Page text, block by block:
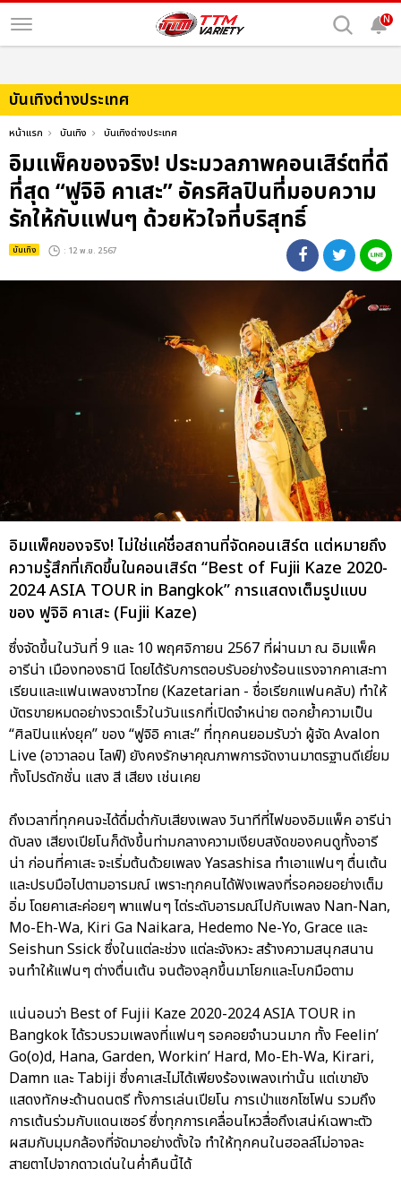
N
บันเทิงต่างประเทศ
หน้าแรก บันเทิง บันเทิงต่างประเทศ
อิมแพ็คของจริง! ประมวลภาพคอนเสิร์ตที่ดี
ที่สุด “ฟูจิอิ คาเสะ” อัครศิลปินที่มอบความ
รักให้กับแฟนๆ ด้วยหัวใจที่บริสุทธิ์
บันเทิง : 12 พ.ย. 2567
อิมแพ็คของจริง! ไม่ใช่แค่ชื่อสถานที่จัดคอนเสิร์ต แต่หมายถึง
ความรู้สึกที่เกิดขึ้นในคอนเสิร์ต “Best of Fujii Kaze 2020-
2024 ASIA TOUR in Bangkok” การแสดงเต็มรูปแบบ
ของ ฟูจิอิ คาเสะ (Fujii Kaze)
ซึ่งจัดขึ้นในวันที่ 9 และ 10 พฤศจิกายน 2567 ที่ผ่านมา ณ อิมแพ็ค
อารีน่า เมืองทองธานี โดยได้รับการตอบรับอย่างร้อนแรงจากคาเสะทา
เรียนและแฟนเพลงชาวไทย (Kazetarian - ชื่อเรียกแฟนคลับ) ทำให้
บัตรขายหมดอย่างรวดเร็วในวันแรกที่เปิดจำหน่าย ตอกย้ำความเป็น
“ศิลปินแห่งยุค” ของ “ฟูจิอิ คาเสะ” ที่ทุกคนยอมรับว่า ผู้จัด Avalon
Live (อาวาลอน ไลฟ์) ยังคงรักษาคุณภาพการจัดงานมาตรฐานดีเยี่ยม
ทั้งโปรดักชั่น แสง สี เสียง เช่นเคย
ถึงเวลาที่ทุกคนจะได้ดื่มด่ำกับเสียงเพลง วินาทีที่ไฟของอิมแพ็ค อารีน่า
ดับลง เสียงเปียโนก็ดังขึ้นท่ามกลางความเงียบสงัดของคนดูทั้งอารี
น่า ก่อนที่คาเสะ จะเริ่มต้นด้วยเพลง Yasashisa ทำเอาแฟนๆ ตื่นเต้น
และปรบมือไปตามอารมณ์ เพราะทุกคนได้ฟังเพลงที่รอคอยอย่างเต็ม
อิ่ม โดยคาเสะค่อยๆ พาแฟนๆ ไต่ระดับอารมณ์ไปกับเพลง Nan-Nan,
Mo-Eh-Wa, Kiri Ga Naikara, Hedemo Ne-Yo, Grace และ
Seishun Ssick ซึ่งในแต่ละช่วง แต่ละจังหวะ สร้างความสนุกสนาน
จนทำให้แฟนๆ ต่างตื่นเต้น จนต้องลุกขึ้นมาโยกและโบกมือตาม
แน่นอนว่า Best of Fujii Kaze 2020-2024 ASIA TOUR in
Bangkok ได้รวบรวมเพลงที่แฟนๆ รอคอยจำนวนมาก ทั้ง Feelin’
Go(o)d, Hana, Garden, Workin’ Hard, Mo-Eh-Wa, Kirari,
Damn และ Tabiji ซึ่งคาเสะไม่ได้เพียงร้องเพลงเท่านั้น แต่เขายัง
แสดงทักษะด้านดนตรี ทั้งการเล่นเปียโน การเป่าแซกโซโฟน รวมถึง
การเต้นร่วมกับแดนเซอร์ ซึ่งทุกการเคลื่อนไหวสื่อถึงเสน่ห์เฉพาะตัว
ผสมกับมุมกล้องที่จัดมาอย่างตั้งใจ ทำให้ทุกคนในฮอลล์ไม่อาจละ
สายตาไปจากดาวเด่นในค่ำคืนนี้ได้